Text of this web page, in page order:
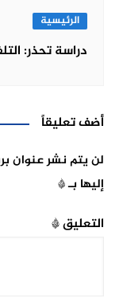
الرئيسية
دراسة تحذر:
أضف تعليقاً
لن يتم نشر عنوان
إليها بـ*
التعليق*